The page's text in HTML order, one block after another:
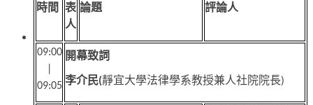
時間
表
人
論題 評論人
09:00
09:05
開幕致詞
李介民(靜宜大學法律學系教授兼人社院院長)